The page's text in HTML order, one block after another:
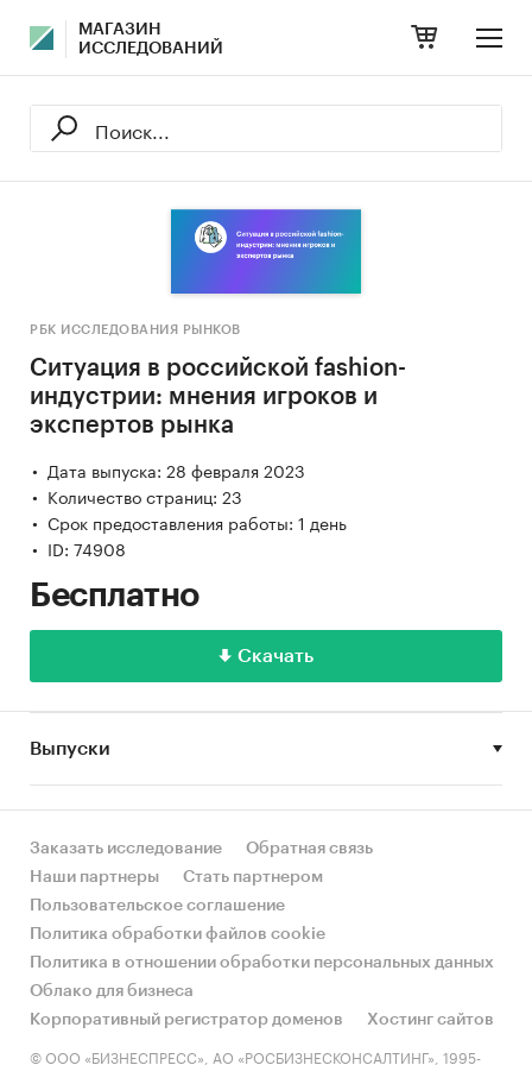
МАГАЗИН
ИССЛЕДОВАНИЙ
РБК ИССЛЕДОВАНИЯ РЫНКОВ
Ситуация в российской fashion-
индустрии: мнения игроков и
экспертов рынка
Дата выпуска: 28 февраля 2023
Количество страниц: 23
Срок предоставления работы: 1 день
ID: 74908
Бесплатно
Скачать
Выпуски
Заказать исследование
Обратная связь
Наши партнеры
Стать партнером
Пользовательское соглашение
Политика обработки файлов cookie
Политика в отношении обработки персональных данных
Облако для бизнеса
Корпоративный регистратор доменов
Хостинг сайтов
© ООО «БИЗНЕСПРЕСС», АО «РОСБИЗНЕСКОНСАЛТИНГ», 1995-